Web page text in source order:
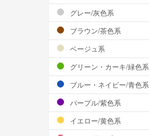
グレー/灰色系
ブラウン/茶色系
ベージュ系
グリーン・カーキ/緑色系
ブルー・ネイビー/青色系
パープル/紫色系
イエロー/黄色系